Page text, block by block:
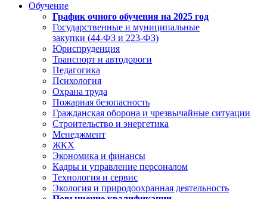
Обучение
График очного обучения на 2025 год
Государственные и муниципальные
закупки (44-ФЗ и 223-ФЗ)
Юриспруденция
Транспорт и автодороги
Педагогика
Психология
Охрана труда
Пожарная безопасность
Гражданская оборона и чрезвычайные ситуации
Строительство и энергетика
Менеджмент
ЖКХ
Экономика и финансы
Кадры и управление персоналом
Технология и сервис
Экология и природоохранная деятельность